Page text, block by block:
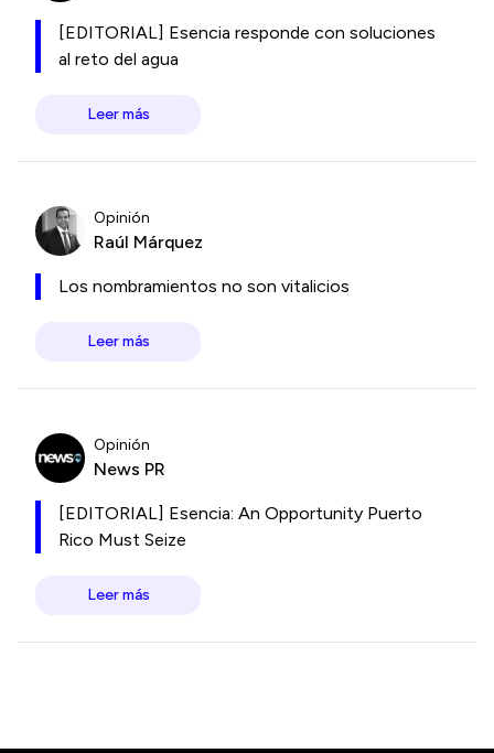
[EDITORIAL] Esencia responde con soluciones
al reto del agua
Leer más
Opinión
Raúl Márquez
Los nombramientos no son vitalicios
Leer más
Opinión
News PR
[EDITORIAL] Esencia: An Opportunity Puerto
Rico Must Seize
Leer más